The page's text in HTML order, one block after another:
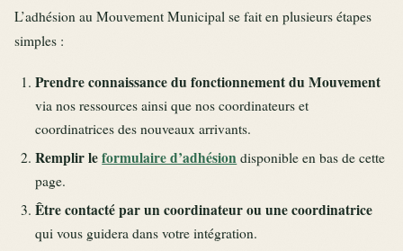
L’adhésion au Mouvement Municipal se fait en plusieurs étapes
simples :
Prendre connaissance du fonctionnement du Mouvement
via nos ressources ainsi que nos coordinateurs et
coordinatrices des nouveaux arrivants.
Remplir leformulaire d’adhésion disponible en bas de cette
page.
Être contacté par un coordinateur ou une coordinatrice
qui vous guidera dans votre intégration.